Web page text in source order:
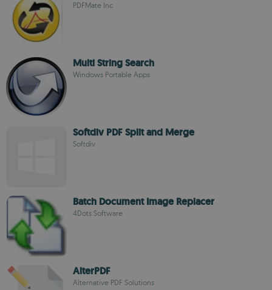
PDFMate Inc
Multi String Search
Windows Portable Apps
Softdiv PDF Split and Merge
Softdiv
Batch Document Image Replacer
4Dots Software
AlterPDF
Alternative PDF Solutions